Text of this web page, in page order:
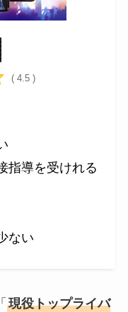
( 4.5 )
指導を受けれる
ない
現役トップライバ